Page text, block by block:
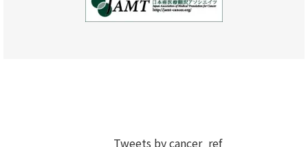
Tweets by cancer_ref